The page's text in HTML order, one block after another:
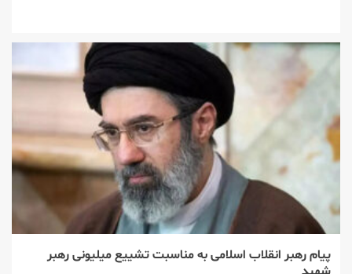
پیام رهبر انقلاب اسلامی به مناسبت تشییع میلیونی رهبر